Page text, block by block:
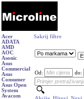
Acer
ADATA
AMD
AOC
Asonic
Asus
Commercial
Asus
Consumer
Asus Open
System
Avacom
Sakrij filtre
Od: do: